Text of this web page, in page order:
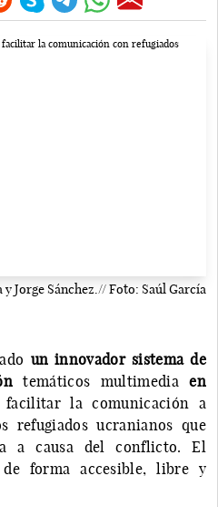
y Jorge Sánchez.// Foto: Saúl García
un innovador sistema de
temáticos multimediaen
la comunicación a
refugiados ucranianos que
a causa del conflicto. El
forma accesible, libre y